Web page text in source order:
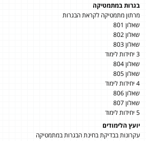
בגרות במתמטיקה
מרתון מתמטיקה לקראת הבגרות
שאלון 801
שאלון 802
שאלון 803
3 יחידות לימוד
שאלון 804
שאלון 805
4 יחידות לימוד
שאלון 806
שאלון 807
5 יחידות לימוד
יועץ הלימודים
עקרונות בבדיקת בחינת הבגרות במתמטיקה